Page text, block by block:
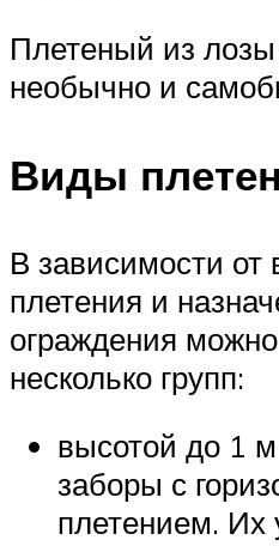
Плетеный из
необычно и
Виды
В зависимости от
плетения и
ограждения
несколько групп:
высотой до 1
заборы с
плетением. Их